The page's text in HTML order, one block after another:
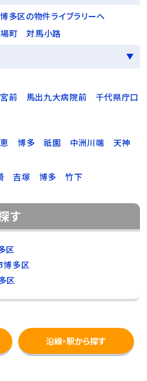
多区の物件ライブラリーへ
町
対馬小路
前 馬出九大病院前
千代県庁口
博多 祇園 中洲川端
天神
吉塚 博多 竹下
す
区
博多区
区
沿線・駅から探す